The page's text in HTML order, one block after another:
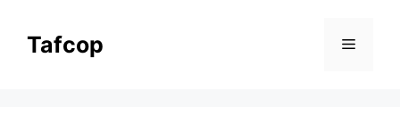
contentTafcop Menu